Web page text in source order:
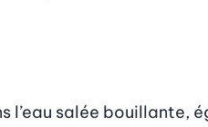
l’eau salée